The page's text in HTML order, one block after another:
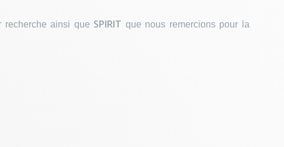
recherche ainsi que SPIRIT que nous remercions pour la